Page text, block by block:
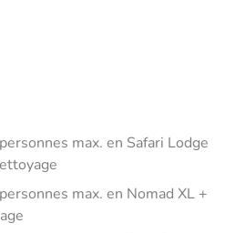
max. en Safari Lodge
max. en Nomad XL +